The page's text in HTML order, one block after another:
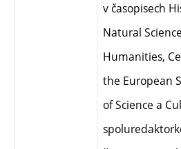
v časopisech
Natural
Humanities,
the European
of Science a